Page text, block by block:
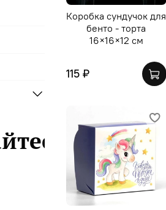
Коробка сундучок для
бенто - торта
16×16×12 см
115 ₽